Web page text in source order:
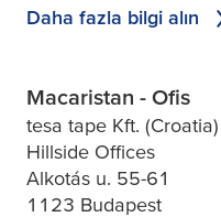
Daha fazla bilgi alın
Macaristan - Ofis
tesa tape Kft. (Croatia)
Hillside Offices
Alkotás u. 55-61
1123 Budapest